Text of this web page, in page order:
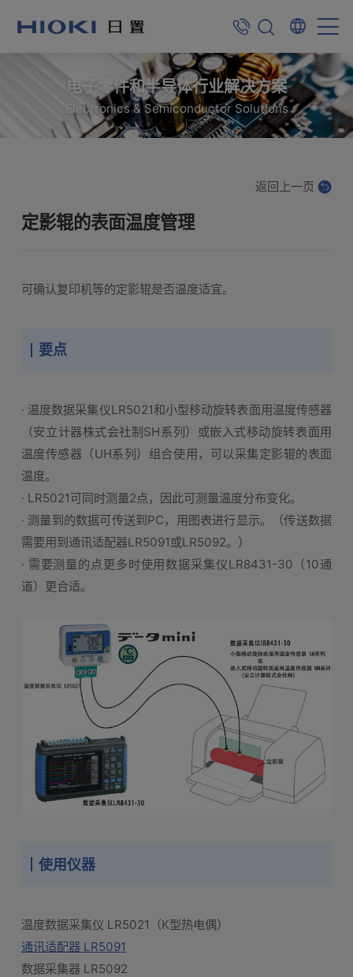
电子零件和半导体行业解决方案
Electronics & Semiconductor Solutions
定影辊的表面温度管理
返回上一页
可确认复印机等的定影辊是否温度适宜。
要点
· 温度数据采集仪LR5021和小型移动旋转表面用温度传感器
（安立计器株式会社制SH系列）或嵌入式移动旋转表面用
温度传感器（UH系列）组合使用，可以采集定影辊的表面
温度。
· LR5021可同时测量2点，因此可测量温度分布变化。
· 测量到的数据可传送到PC，用图表进行显示。（传送数据
需要用到通讯适配器LR5091或LR5092。）
· 需要测量的点更多时使用数据采集仪LR8431-30（10通
道）更合适。
使用仪器
温度数据采集仪 LR5021（K型热电偶）
通讯适配器 LR5091
数据采集器 LR5092